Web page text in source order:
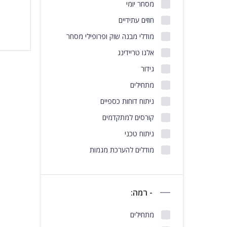
מסחר יומי
חוזים עתידיים
מודלי מבנה שוק ופרופילי מסחר
אלגו טריידינג
גידור
מתחילים
ניתוח דוחות כספיים
קורסים למתקדמים
ניתוח טכני
מודלים להערכת מגמות
- רמה:
מתחילים